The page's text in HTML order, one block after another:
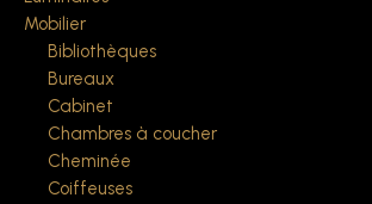
Mobilier
Bibliothèques
Bureaux
Cabinet
Chambres à coucher
Cheminée
Coiffeuses